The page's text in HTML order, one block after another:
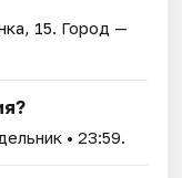
15 . Город —
• 23:59.